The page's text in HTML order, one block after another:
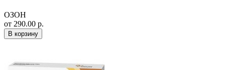
ОЗОН
от 290.00 р.
В корзину